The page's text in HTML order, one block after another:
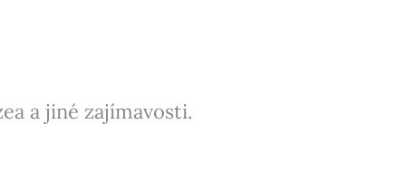
a jiné zajímavosti.